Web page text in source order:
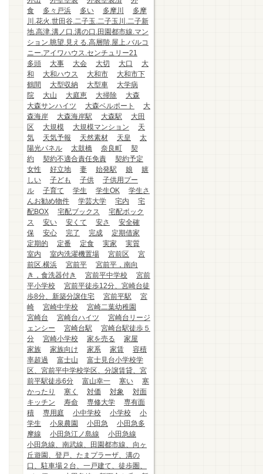
食
多々戸浜 多い 多摩川
多摩
川.花火.世田谷.二子玉.二子玉川.二子新
地.高津.溝ノ口.溝の口.田園都市線.マン
ション.眺望.見える.高層階.屋上.バルコ
ニー.アイワハウス.センチュリー21
多頭
大事 大会 大切 大口
大
和
大和ハウス 大和市
大和市下
鶴間
大型収納 大型車
大学病
院
大山 大庭恵 大掃除
大森
大森サンハイツ
大森ベルポート
大
森海岸
大森海岸駅 大森駅
大田
区
大規模 大規模マンション
天
気
天気予報 天然素材 天皇
太
陽光パネル
太鼓橋 奈良町
契
約
契約不適合責任免責
契約予定
女性
好立地 妻 始発駅 娘
嬉
しい
子ども 子供
子供用プー
ル
子育て 学生 学生OK
学生さ
んお勧め物件
学芸大学 宅内
宅
配BOX
宅配ブックス
宅配ボック
ス
安い 安くて 安さ
安全確
保
安心 完了 完成
定期借家
定期的
定番 定食 実家
実質
室内
室内洗濯機置場 宮前区
宮
前区.横浜
宮前平
宮前平，南向
き，食洗器付き
宮前平中学校
宮前
平小学校
宮前平徒歩12分、宮崎台徒
歩8分、新築分譲住宅
宮前平駅
宮
崎
宮崎中学校
宮崎二葉幼稚園
宮崎台
宮崎台ハイツ
宮崎台リージ
ェンシー
宮崎台駅
宮崎台駅徒歩５
分
宮崎小学校 家を売る
家屋
家族
家族向け 家系 家賃
容積
率超過
富士山
富士見台小学校学
区、宮前平中学校学区、分譲賃貸、宮
前平駅徒歩6分
富山幸一 寒い
寒
かったり
寒く 対価 対象
対面
キッチン
寿命 専修大学
専有面
積
専用庭 小中学校 小学校
小
学生
小泉農園 小田急
小田急多
摩線
小田急江ノ島線
小田急線
小田急線、南武線、田園都市線、向ヶ
丘遊園、登戸、たまプラーザ、溝の
口、駐車場２台、一戸建て、徒歩圏、